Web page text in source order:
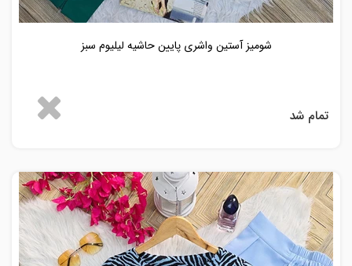
شومیز آستین واشری پایین حاشیه لیلیوم سبز
تمام شد